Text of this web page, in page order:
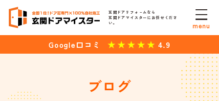
玄関ドアリフォ－ムなら
玄関ドアマイスターにお任せくださ
い。
Google口コミ 4.9
menu
ブログ